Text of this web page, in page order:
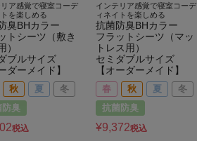
ア感覚で寝室コーデ
を楽しめる
臭BHカラー
トシーツ（敷き
）
ブルサイズ
ダーメイド】
秋 夏
冬
防臭
税込
インテリア感覚で寝室コーデ
ィネイトを楽しめる
抗菌防臭BHカラー
フラットシーツ（マッ
トレス用）
セミダブルサイズ
【オーダーメイド】
春 秋 夏
冬
抗菌防臭
¥9,372税込